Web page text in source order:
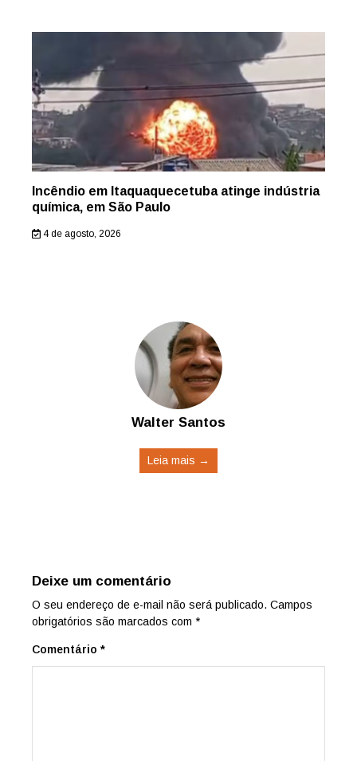
Incêndio em Itaquaquecetuba atinge indústria
química, em São Paulo
4 de agosto, 2026
Walter Santos
Leia mais →
Deixe um comentário
O seu endereço de e-mail não será publicado. Campos
obrigatórios são marcados com *
Comentário *